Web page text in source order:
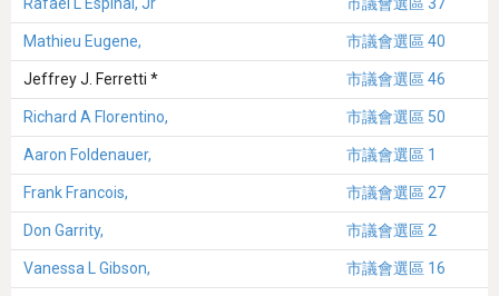
Mathieu Eugene, 市議會選區 40
Jeffrey J. Ferretti * 市議會選區 46
Richard A Florentino, 市議會選區 50
Aaron Foldenauer, 市議會選區 1
Frank Francois, 市議會選區 27
Don Garrity, 市議會選區 2
Vanessa L Gibson, 市議會選區 16